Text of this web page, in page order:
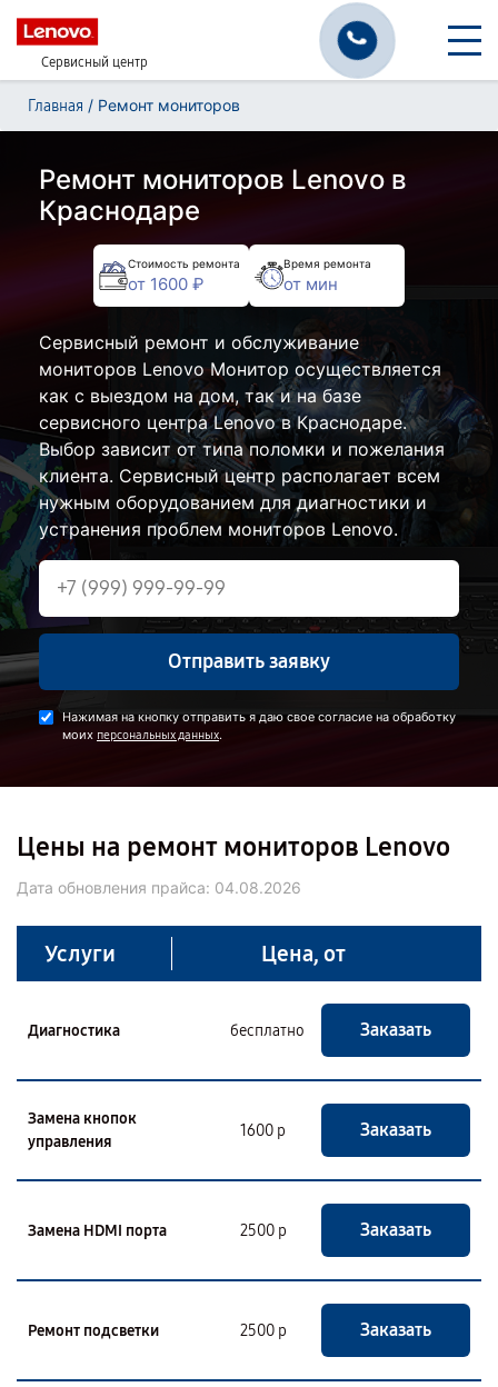
Сервисный центр
Главная / Ремонт мониторов
Ремонт мониторов Lenovo в
Краснодаре
Стоимость ремонта
от 1600 ₽
Время ремонта
от мин
Сервисный ремонт и обслуживание
мониторов Lenovo Монитор осуществляется
как с выездом на дом, так и на базе
сервисного центра Lenovo в Краснодаре.
Выбор зависит от типа поломки и пожелания
клиента. Сервисный центр располагает всем
нужным оборудованием для диагностики и
устранения проблем мониторов Lenovo.
Отправить заявку
Нажимая на кнопку отправить я даю свое согласие на обработку
моих персональных данных.
Цены на ремонт мониторов Lenovo
Дата обновления прайса: 04.08.2026
Услуги Цена, от
Диагностика бесплатно Заказать
Замена кнопок
управления
1600 р Заказать
Замена HDMI порта 2500 р Заказать
Ремонт подсветки 2500 р Заказать